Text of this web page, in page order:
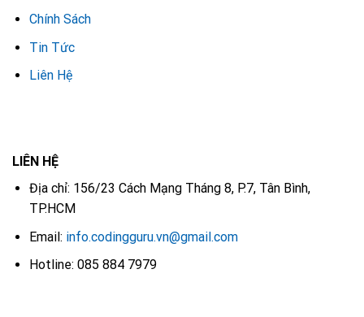
Chính Sách
Tin Tức
Liên Hệ
LIÊN HỆ
Địa chỉ: 156/23 Cách Mạng Tháng 8, P.7, Tân Bình,
TP.HCM
Email: info.codingguru.vn@gmail.com
Hotline: 085 884 7979